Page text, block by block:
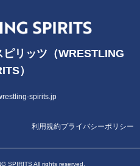
リッツ（WRESTLING
）
spirits.jp
利用規約プライバシーポリシー
SPIRITS All rights reserved.